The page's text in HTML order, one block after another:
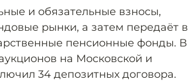
и обязательные взносы,
рынки, а затем передаёт в
пенсионные фонды. В
на Московской и
34 депозитных договора.